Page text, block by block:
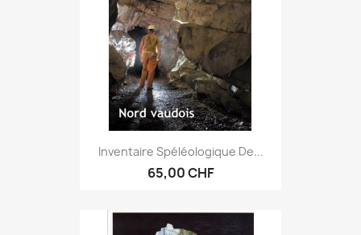
Inventaire Spéléologique De...
65,00 CHF